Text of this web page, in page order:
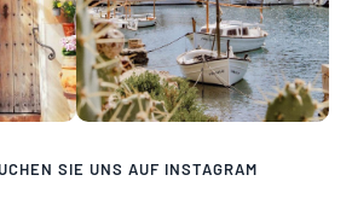
SIE UNS AUF INSTAGRAM